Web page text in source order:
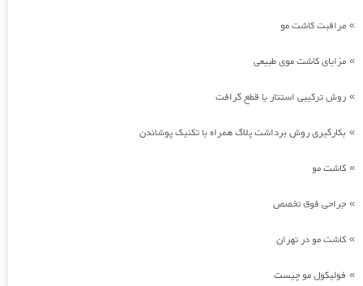
» مراقبت کاشت مو
» مزایای کاشت موی طبیعی
» روش ترکیبی استتار با قطع گرافت
» بکارگیری روش برداشت پلاگ همراه با تکنیک پوشاندن
» کاشت مو
» جراحی فوق تخصص
» کاشت مو در تهران
» فولیکول مو چیست